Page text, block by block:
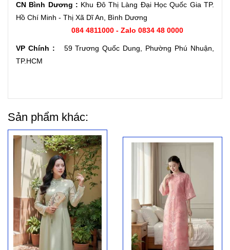
CN Bình Dương : Khu Đô Thị Làng Đại Học Quốc Gia TP.
Hồ Chí Minh - Thị Xã Dĩ An, Bình Dương
084 4811000 - Zalo 0834 48 0000
VP Chính : 59 Trương Quốc Dung, Phường Phú Nhuận,
TP.HCM
Sản phẩm khác: